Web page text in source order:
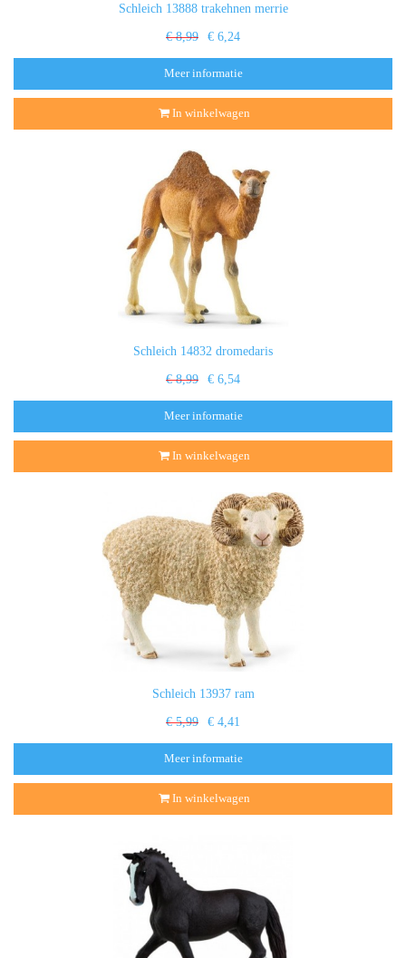
Schleich 13888 trakehnen merrie
€ 8,99 € 6,24
Meer informatie
In winkelwagen
Schleich 14832 dromedaris
€ 8,99 € 6,54
Meer informatie
In winkelwagen
Schleich 13937 ram
€ 5,99 € 4,41
Meer informatie
In winkelwagen